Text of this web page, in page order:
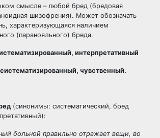
смысле – любой бред (бредовая
шизофрения). Может обозначать
характеризующаяся наличием
(паранояльного) бреда.
интерпретативный
чувственный.
(синонимы: систематический, бред
больной правильно отражает вещи, во